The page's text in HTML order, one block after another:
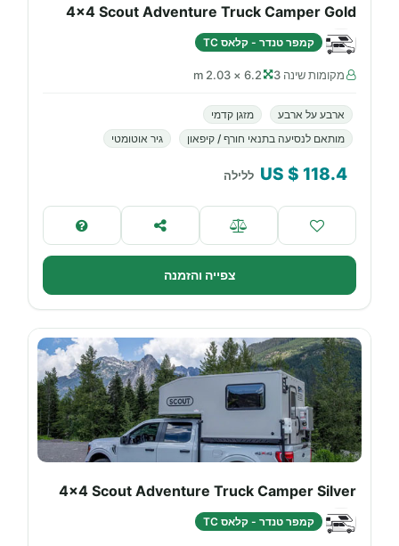
4x4 Scout Adventure Truck Camper Gold
קמפר טנדר - קלאס TC
מקומות שינה 3 6.2 × 2.03 m
ארבע על ארבע
מזגן קדמי
מותאם לנסיעה בתנאי חורף / קיפאון
גיר אוטומטי
118.4
$ US ללילה
צפייה והזמנה
4x4 Scout Adventure Truck Camper Silver
קמפר טנדר - קלאס TC